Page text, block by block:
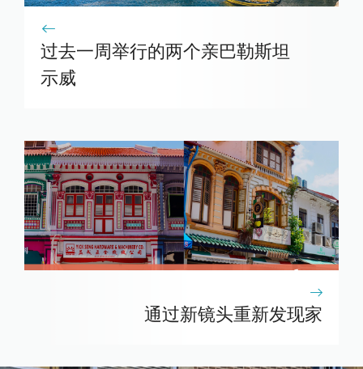
过去一周举行的两个亲巴勒斯坦
示威
通过新镜头重新发现家